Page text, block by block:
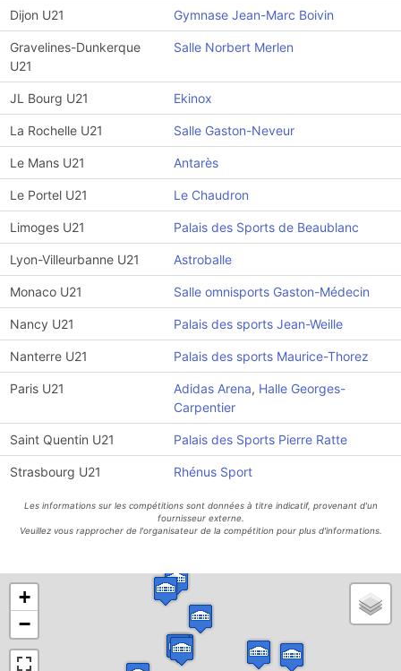
Dijon U21 Gymnase Jean-Marc Boivin
Gravelines-Dunkerque
U21
Salle Norbert Merlen
JL Bourg U21 Ekinox
La Rochelle U21 Salle Gaston-Neveur
Le Mans U21 Antarès
Le Portel U21 Le Chaudron
Limoges U21 Palais des Sports de Beaublanc
Lyon-Villeurbanne U21 Astroballe
Monaco U21 Salle omnisports Gaston-Médecin
Nancy U21 Palais des sports Jean-Weille
Nanterre U21 Palais des sports Maurice-Thorez
Paris U21 Adidas Arena, Halle Georges-
Carpentier
Saint Quentin U21 Palais des Sports Pierre Ratte
Strasbourg U21 Rhénus Sport
Les informations sur les compétitions sont données à titre indicatif, provenant d'un
fournisseur externe.
Veuillez vous rapprocher de l'organisateur de la compétition pour plus d'informations.
+
−